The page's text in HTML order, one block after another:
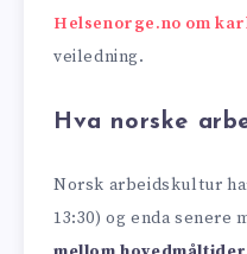
Helsenorge.no om
veiledning.
Hva norske
Norsk arbeidskultur
13:30) og enda senere